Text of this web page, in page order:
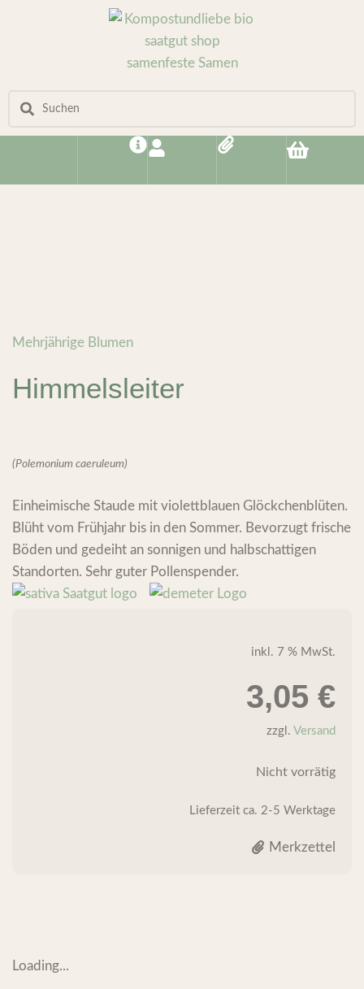
Mehrjährige Blumen
Himmelsleiter
(Polemonium caeruleum)
Einheimische Staude mit violettblauen Glöckchenblüten.
Blüht vom Frühjahr bis in den Sommer. Bevorzugt frische
Böden und gedeiht an sonnigen und halbschattigen
Standorten. Sehr guter Pollenspender.
inkl. 7 % MwSt.
3,05 €
zzgl. Versand
Nicht vorrätig
Lieferzeit ca. 2-5 Werktage
Merkzettel
Loading...